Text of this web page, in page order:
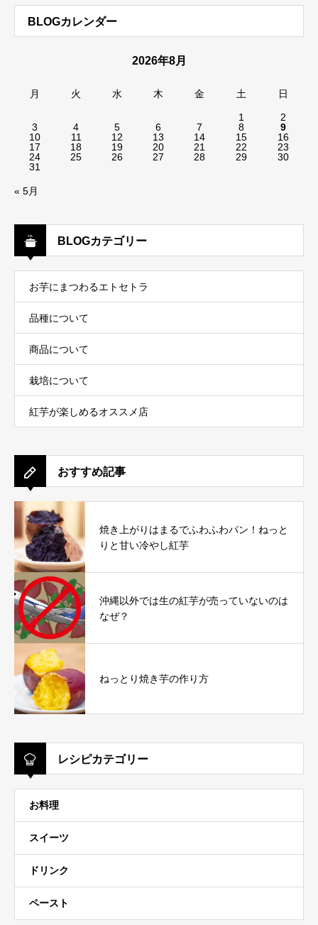
BLOGカレンダー
2026年8月
月 火 水 木 金 土 日
1
2
3
4 5 6 7 8
9
10
11 12 13 14 15
16
17
18 19 20 21 22
23
24
25 26 27 28 29
30
31
« 5月
BLOGカテゴリー
お芋にまつわるエトセトラ
品種について
商品について
栽培について
紅芋が楽しめるオススメ店
おすすめ記事
焼き上がりはまるでふわふわパン！ねっと
りと甘い冷やし紅芋
沖縄以外では生の紅芋が売っていないのは
なぜ？
ねっとり焼き芋の作り方
レシピカテゴリー
お料理
スイーツ
ドリンク
ペースト